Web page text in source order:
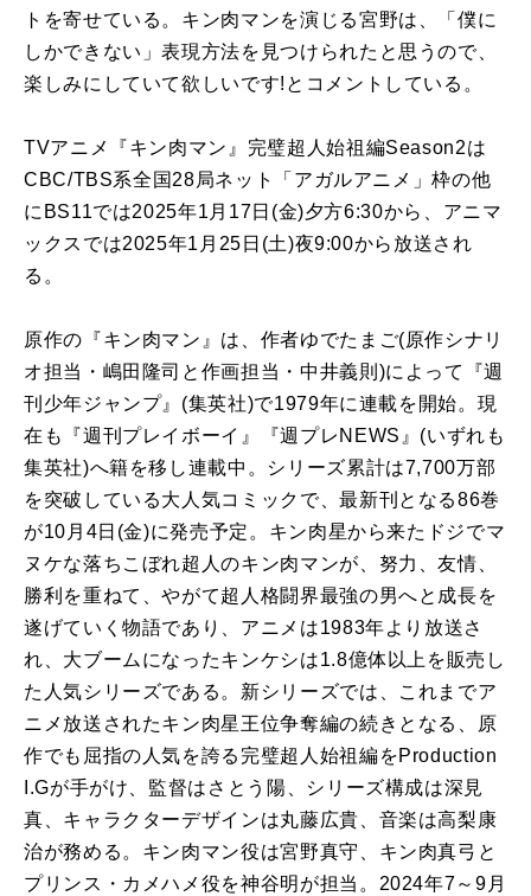
トを寄せている。キン肉マンを演じる宮野は、「僕に
しかできない」表現方法を見つけられたと思うので、
楽しみにしていて欲しいです!とコメントしている。
TVアニメ『キン肉マン』完璧超人始祖編Season2は
CBC/TBS系全国28局ネット「アガルアニメ」枠の他
にBS11では2025年1月17日(金)夕方6:30から、アニマ
ックスでは2025年1月25日(土)夜9:00から放送され
る。
原作の『キン肉マン』は、作者ゆでたまご(原作シナリ
オ担当・嶋田隆司と作画担当・中井義則)によって『週
刊少年ジャンプ』(集英社)で1979年に連載を開始。現
在も『週刊プレイボーイ』『週プレNEWS』(いずれも
集英社)へ籍を移し連載中。シリーズ累計は7,700万部
を突破している大人気コミックで、最新刊となる86巻
が10月4日(金)に発売予定。キン肉星から来たドジでマ
ヌケな落ちこぼれ超人のキン肉マンが、努力、友情、
勝利を重ねて、やがて超人格闘界最強の男へと成長を
遂げていく物語であり、アニメは1983年より放送さ
れ、大ブームになったキンケシは1.8億体以上を販売し
た人気シリーズである。新シリーズでは、これまでア
ニメ放送されたキン肉星王位争奪編の続きとなる、原
作でも屈指の人気を誇る完璧超人始祖編をProduction
I.Gが手がけ、監督はさとう陽、シリーズ構成は深見
真、キャラクターデザインは丸藤広貴、音楽は高梨康
治が務める。キン肉マン役は宮野真守、キン肉真弓と
プリンス・カメハメ役を神谷明が担当。2024年7～9月